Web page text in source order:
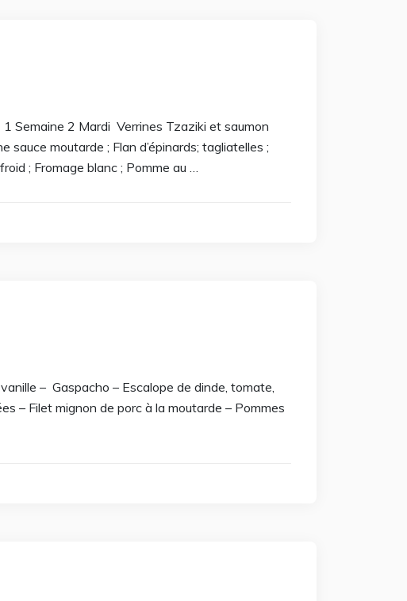
Semaine 2 Mardi Verrines Tzaziki et saumon
sauce moutarde ; Flan d’épinards; tagliatelles ;
; Fromage blanc ; Pomme au …
– Gaspacho – Escalope de dinde, tomate,
– Filet mignon de porc à la moutarde – Pommes